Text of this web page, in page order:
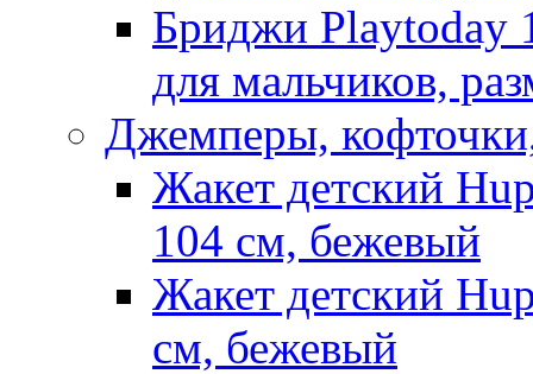
Бриджи Playtoday
для мальчиков,
Джемперы,
Жакет детский
104 см, бежевый
Жакет детский
см, бежевый